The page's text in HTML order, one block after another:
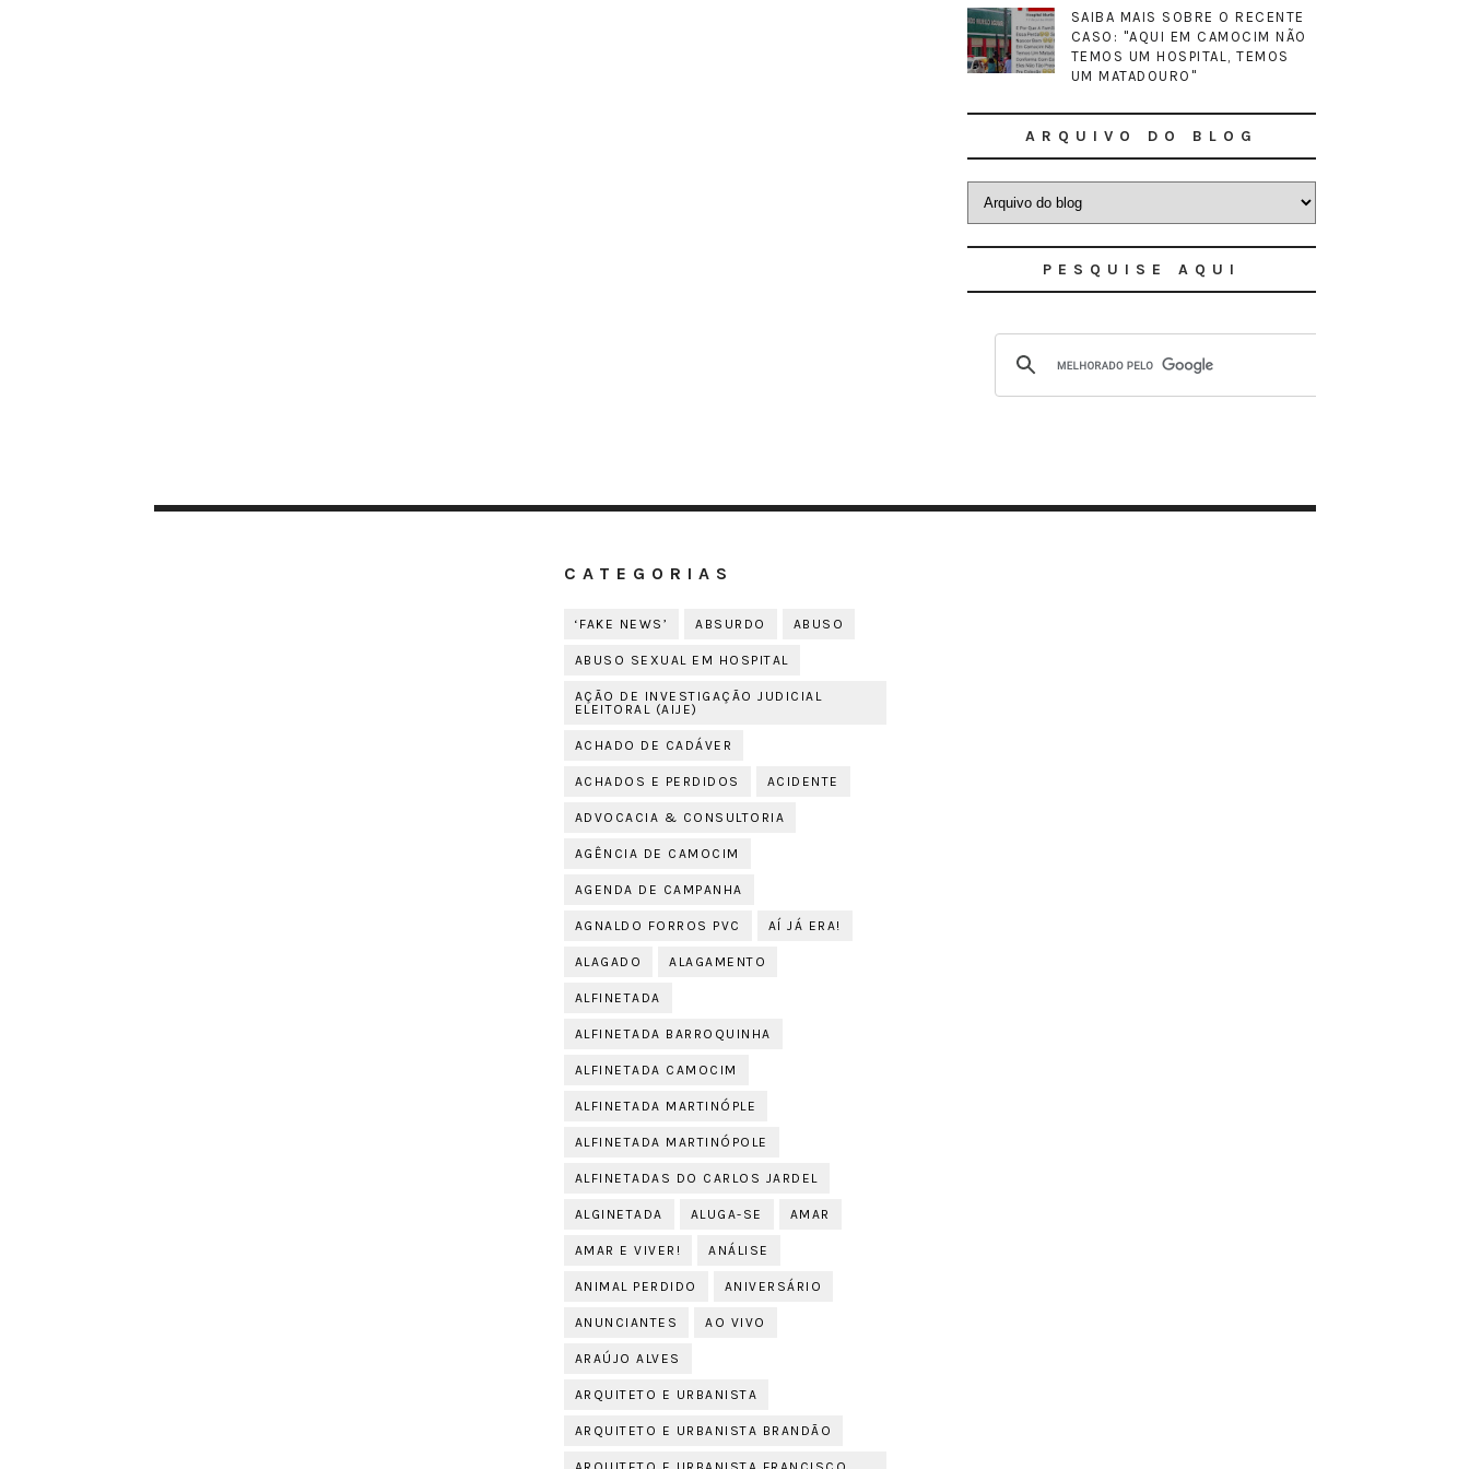
SAIBA MAIS SOBRE O RECENTE
CASO: "AQUI EM CAMOCIM NÃO
TEMOS UM HOSPITAL, TEMOS
UM MATADOURO"
ARQUIVO DO BLOG
PESQUISE AQUI
CATEGORIAS
‘FAKE NEWS’ ABSURDO ABUSO
ABUSO SEXUAL EM HOSPITAL
AÇÃO DE INVESTIGAÇÃO JUDICIAL
ELEITORAL (AIJE)
ACHADO DE CADÁVER
ACHADOS E PERDIDOS ACIDENTE
ADVOCACIA & CONSULTORIA
AGÊNCIA DE CAMOCIM
AGENDA DE CAMPANHA
AGNALDO FORROS PVC AÍ JÁ ERA!
ALAGADO ALAGAMENTO
ALFINETADA
ALFINETADA BARROQUINHA
ALFINETADA CAMOCIM
ALFINETADA MARTINÓPLE
ALFINETADA MARTINÓPOLE
ALFINETADAS DO CARLOS JARDEL
ALGINETADA ALUGA-SE AMAR
AMAR E VIVER! ANÁLISE
ANIMAL PERDIDO ANIVERSÁRIO
ANUNCIANTES AO VIVO
ARAÚJO ALVES
ARQUITETO E URBANISTA
ARQUITETO E URBANISTA BRANDÃO